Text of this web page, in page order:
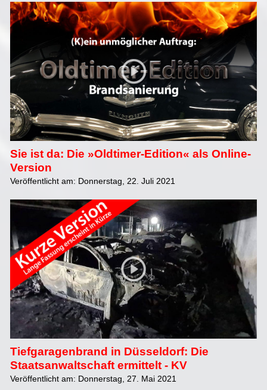
Sie ist da: Die »Oldtimer-Edition« als Online-
Version
Veröffentlicht am: Donnerstag, 22. Juli 2021
Tiefgaragenbrand in Düsseldorf: Die
Staatsanwaltschaft ermittelt - KV
Veröffentlicht am: Donnerstag, 27. Mai 2021